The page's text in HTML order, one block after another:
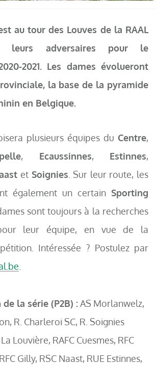
au tour des Louves de la RAAL
leurs adversaires pour le
2021. Les dames évolueront
la base de la pyramide
en Belgique.
plusieurs équipes du Centre,
, Ecaussinnes, Estinnes,
et Soignies . Sur leur route, les
également un certain Sporting
sont toujours à la recherches
leur équipe, en vue de la
Intéressée ? Postulez par
la série (P2B) :AS Morlanwelz,
R. Charleroi SC, R. Soignies
Louvière, RAFC Cuesmes, RFC
Gilly, RSC Naast, RUE Estinnes,